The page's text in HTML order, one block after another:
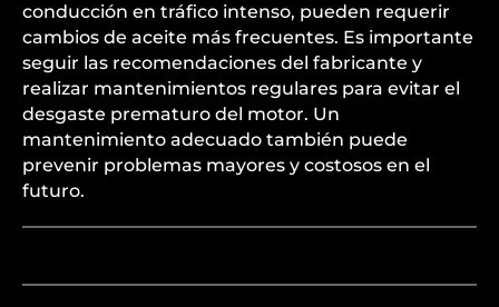
conducción en tráfico intenso, pueden requerir
cambios de aceite más frecuentes. Es importante
seguir las recomendaciones del fabricante y
realizar mantenimientos regulares para evitar el
desgaste prematuro del motor. Un
mantenimiento adecuado también puede
prevenir problemas mayores y costosos en el
futuro.